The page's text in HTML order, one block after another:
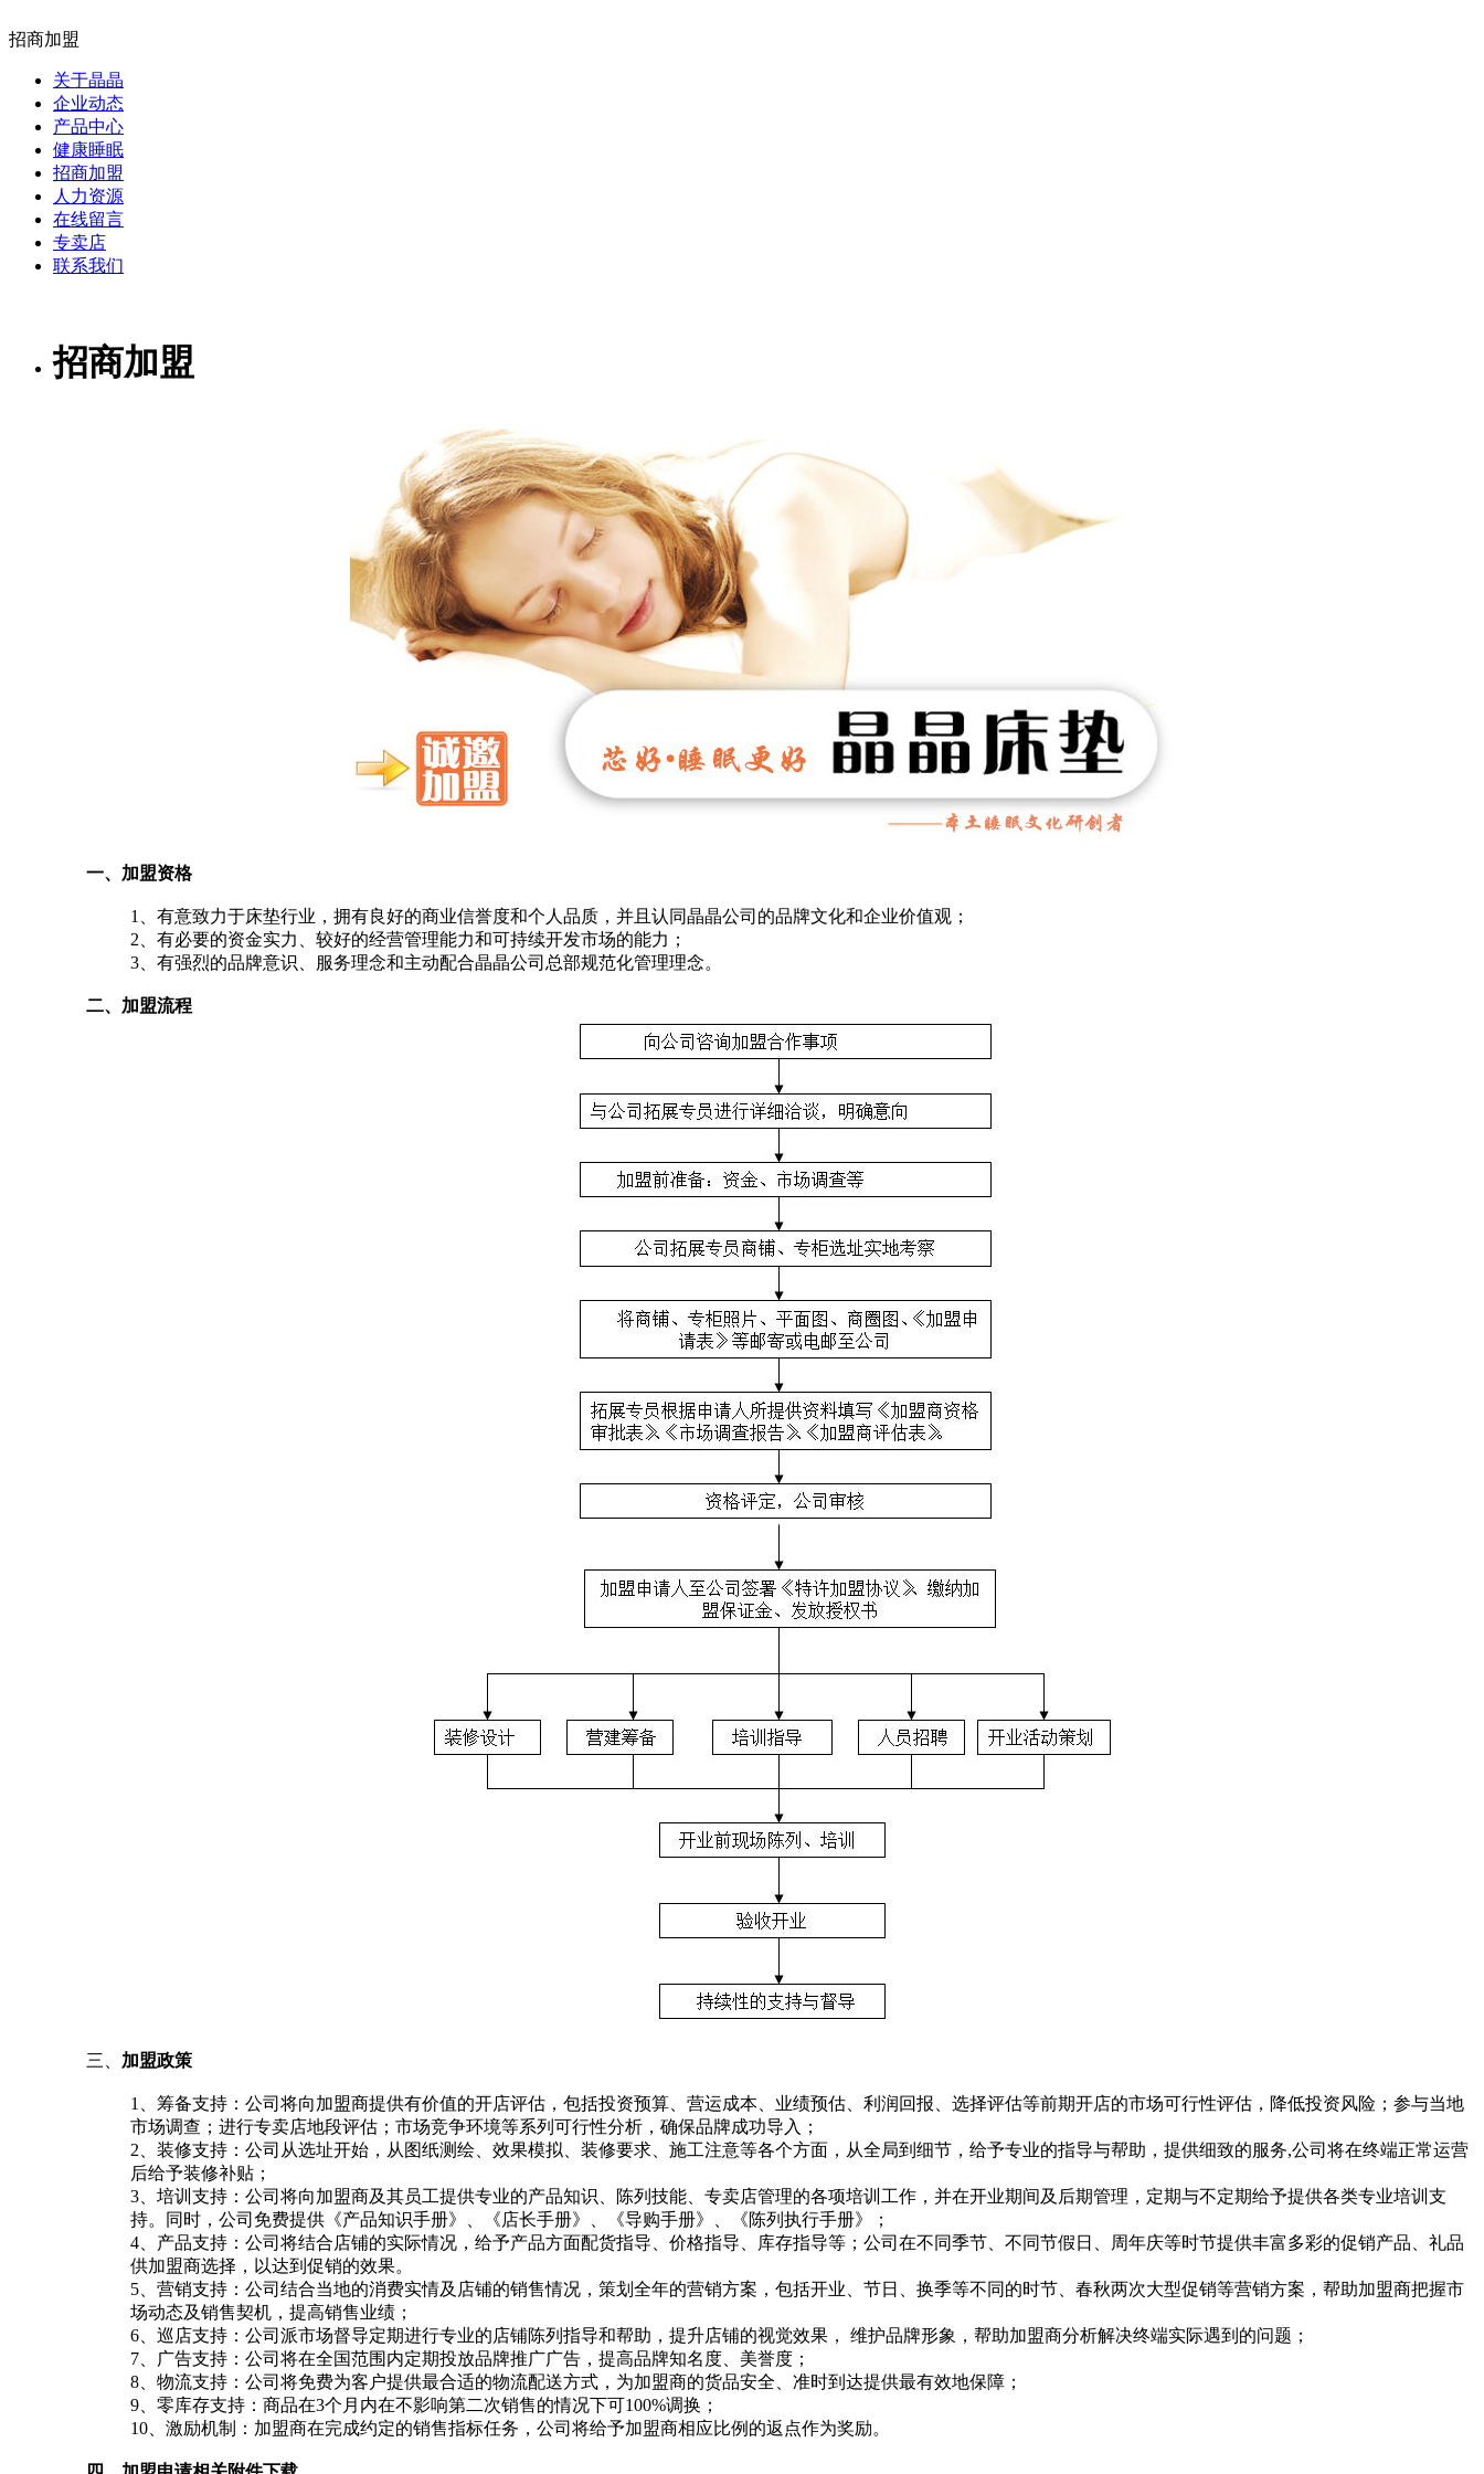
招商加盟
关于晶晶
企业动态
产品中心
健康睡眠
招商加盟
人力资源
在线留言
专卖店
联系我们
招商加盟
一、加盟资格
1、有意致力于床垫行业，拥有良好的商业信誉度和个人品质，并且认同晶晶公司的品牌文化和企业价值观；
2、有必要的资金实力、较好的经营管理能力和可持续开发市场的能力；
3、有强烈的品牌意识、服务理念和主动配合晶晶公司总部规范化管理理念。
二、加盟流程
三、 加盟政策
1、筹备支持：公司将向加盟商提供有价值的开店评估，包括投资预算、营运成本、业绩预估、利润回报、选择评估等前期开店的市场可行性评估，降低投资风险；参与当地
市场调查；进行专卖店地段评估；市场竞争环境等系列可行性分析，确保品牌成功导入；
2、装修支持：公司从选址开始，从图纸测绘、效果模拟、装修要求、施工注意等各个方面，从全局到细节，给予专业的指导与帮助，提供细致的服务,公司将在终端正常运营
后给予装修补贴；
3、培训支持：公司将向加盟商及其员工提供专业的产品知识、陈列技能、专卖店管理的各项培训工作，并在开业期间及后期管理，定期与不定期给予提供各类专业培训支
持。同时，公司免费提供《产品知识手册》、《店长手册》、《导购手册》、《陈列执行手册》；
4、产品支持：公司将结合店铺的实际情况，给予产品方面配货指导、价格指导、库存指导等；公司在不同季节、不同节假日、周年庆等时节提供丰富多彩的促销产品、礼品
供加盟商选择，以达到促销的效果。
5、营销支持：公司结合当地的消费实情及店铺的销售情况，策划全年的营销方案，包括开业、节日、换季等不同的时节、春秋两次大型促销等营销方案，帮助加盟商把握市
场动态及销售契机，提高销售业绩；
6、巡店支持：公司派市场督导定期进行专业的店铺陈列指导和帮助，提升店铺的视觉效果， 维护品牌形象，帮助加盟商分析解决终端实际遇到的问题；
7、广告支持：公司将在全国范围内定期投放品牌推广广告，提高品牌知名度、美誉度；
8、物流支持：公司将免费为客户提供最合适的物流配送方式，为加盟商的货品安全、准时到达提供最有效地保障；
9、零库存支持：商品在3个月内在不影响第二次销售的情况下可100%调换；
10、激励机制：加盟商在完成约定的销售指标任务，公司将给予加盟商相应比例的返点作为奖励。